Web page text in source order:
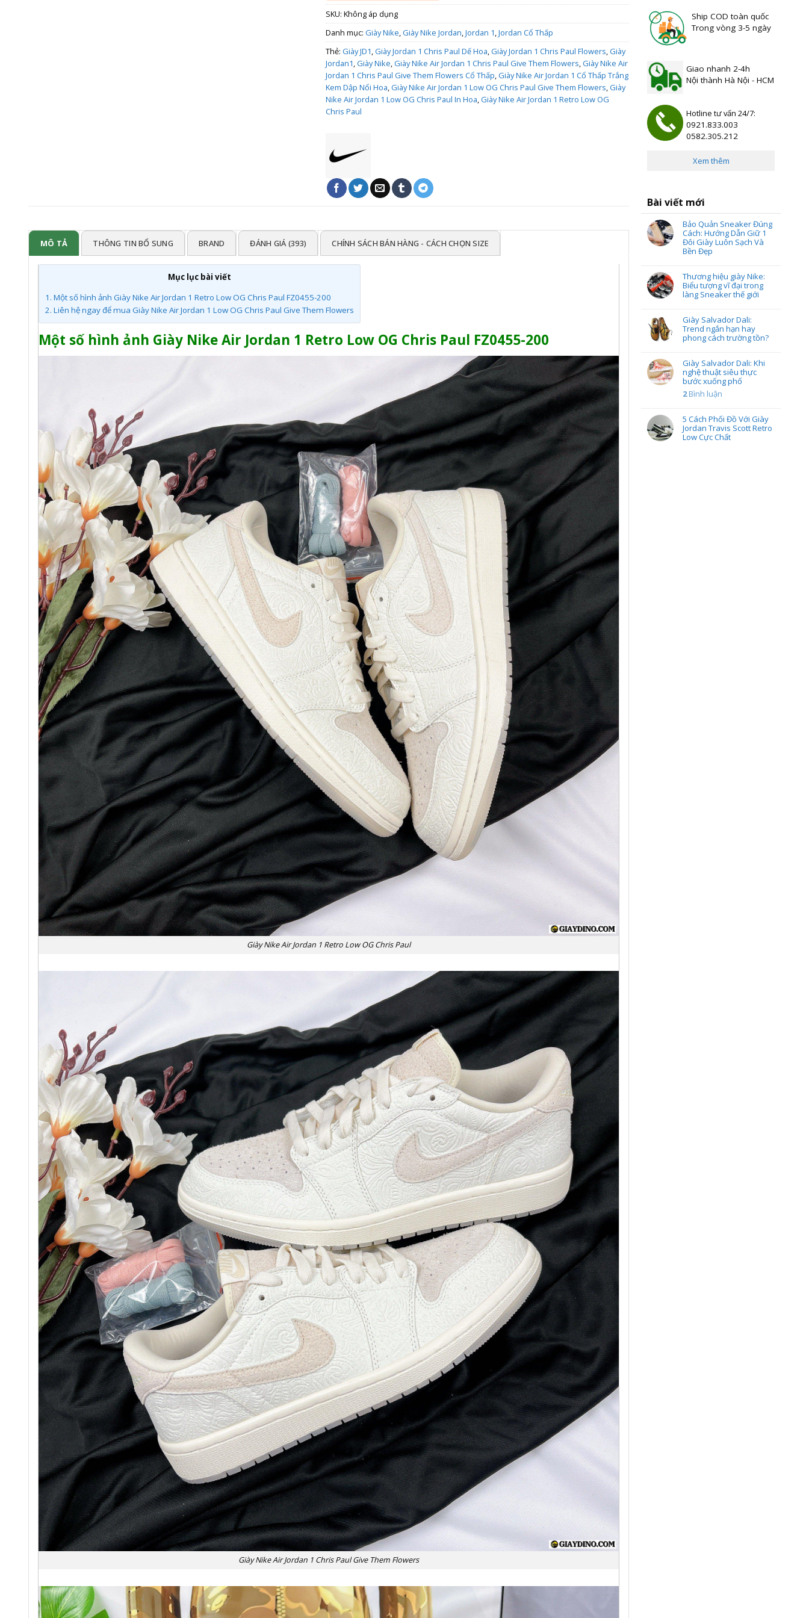
Ship COD toàn quốc
Trong vòng 3-5 ngày
Giao nhanh 2-4h
Nội thành Hà Nội - HCM
Hotline tư vấn 24/7:
0921.833.003
0582.305.212
Xem thêm
Bài viết mới
Bảo Quản Sneaker Đúng
Cách: Hướng Dẫn Giữ 1
Đôi Giày Luôn Sạch Và
Bền Đẹp
Thương hiệu giày Nike:
Biểu tượng vĩ đại trong
làng Sneaker thế giới
Giày Salvador Dali:
Trend ngắn hạn hay
phong cách trường tồn?
Giày Salvador Dali: Khi
nghệ thuật siêu thực
bước xuống phố
2Bình luận
5 Cách Phối Đồ Với Giày
Jordan Travis Scott Retro
Low Cực Chất
SKU: Không áp dụng
Danh mục: Giày Nike, Giày Nike Jordan,Jordan 1,Jordan Cổ Thấp
Thẻ: Giày JD1, Giày Jordan 1 Chris Paul Dế Hoa, Giày Jordan 1 Chris Paul Flowers, Giày
Jordan1, Giày Nike, Giày Nike Air Jordan 1 Chris Paul Give Them Flowers, Giày Nike Air
Jordan 1 Chris Paul Give Them Flowers Cổ Thấp, Giày Nike Air Jordan 1 Cổ Thấp Trắng
Kem Dập Nổi Hoa, Giày Nike Air Jordan 1 Low OG Chris Paul Give Them Flowers, Giày
Nike Air Jordan 1 Low OG Chris Paul In Hoa, Giày Nike Air Jordan 1 Retro Low OG
Chris Paul
MÔ TẢ THÔNG TIN BỔ SUNG BRAND ĐÁNH GIÁ (393) CHÍNH SÁCH BÁN HÀNG - CÁCH CHỌN SIZE
Mục lục bài viết
1. Một số hình ảnh Giày Nike Air Jordan 1 Retro Low OG Chris Paul FZ0455-200
2. Liên hệ ngay để mua Giày Nike Air Jordan 1 Low OG Chris Paul Give Them Flowers
Một số hình ảnh Giày Nike Air Jordan 1 Retro Low OG Chris Paul FZ0455-200
Giày Nike Air Jordan 1 Retro Low OG Chris Paul
Giày Nike Air Jordan 1 Chris Paul Give Them Flowers